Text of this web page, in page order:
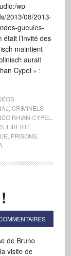
wp-
2013/08/2013-
gueules-
l’invité des
maintient
aurait
Cypel » :
CRIMINELS
RHIAN-CYPEL
, LIBERTÉ
PRISONS,
de Bruno
visite de